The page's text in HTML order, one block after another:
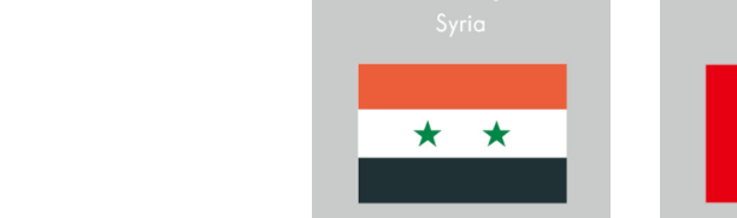
貼れる！はがせる！！室名カッティングシート